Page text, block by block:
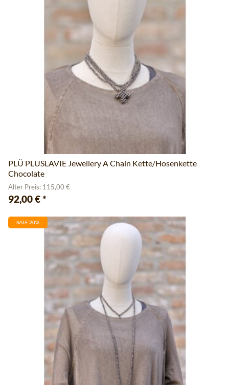
PLÜ PLUSLAVIE Jewellery A Chain Kette/Hosenkette
Chocolate
Alter Preis: 115,00 €
92,00 €*
SALE 20%